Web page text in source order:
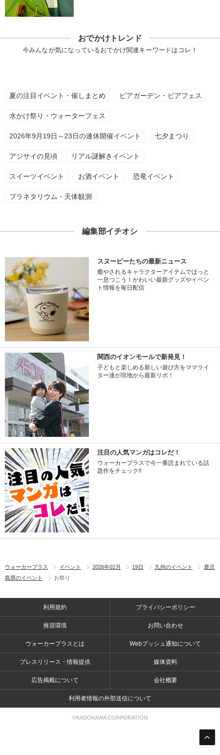
おでかけトレンド
今みんなが気になっているおでかけ関連キーワードはコレ！
夏の注目イベント・催しまとめ ビアガーデン・ビアフェス
水かけ祭り・ウォーターフェス
2026年9月19日～23日の連休開催イベント 七夕まつり
アジサイの見頃 リアル謎解きイベント
スイーツイベント お酒イベント 恐竜イベント
プラネタリウム・天体観測
編集部イチオシ
スヌーピーたちの最新ニュース
癒やされるキャラクターアイテムでほっと
一息つこう！かわいい最新グッズやイベン
ト情報を毎日配信
関西のイオンモールで新発見！
子どもと楽しめる新しい遊び方をママライ
ター達が現地から最新リポ！
注目の人気マンガはコレだ！
ウォーカープラスで今一番読まれている話
題作をチェック!!
ウォーカープラス イベント 2026年02月 19日 九州のイベント
鹿児
島県のイベント
お祭り
利用規約 プライバシーポリシー
推奨環境 お問い合わせ
ウォーカープラスとは Webプッシュ通知について
プレスリリース・情報提供 媒体資料
広告掲載について 会社概要
利用者情報の外部送信について
©KADOKAWA CORPORATION